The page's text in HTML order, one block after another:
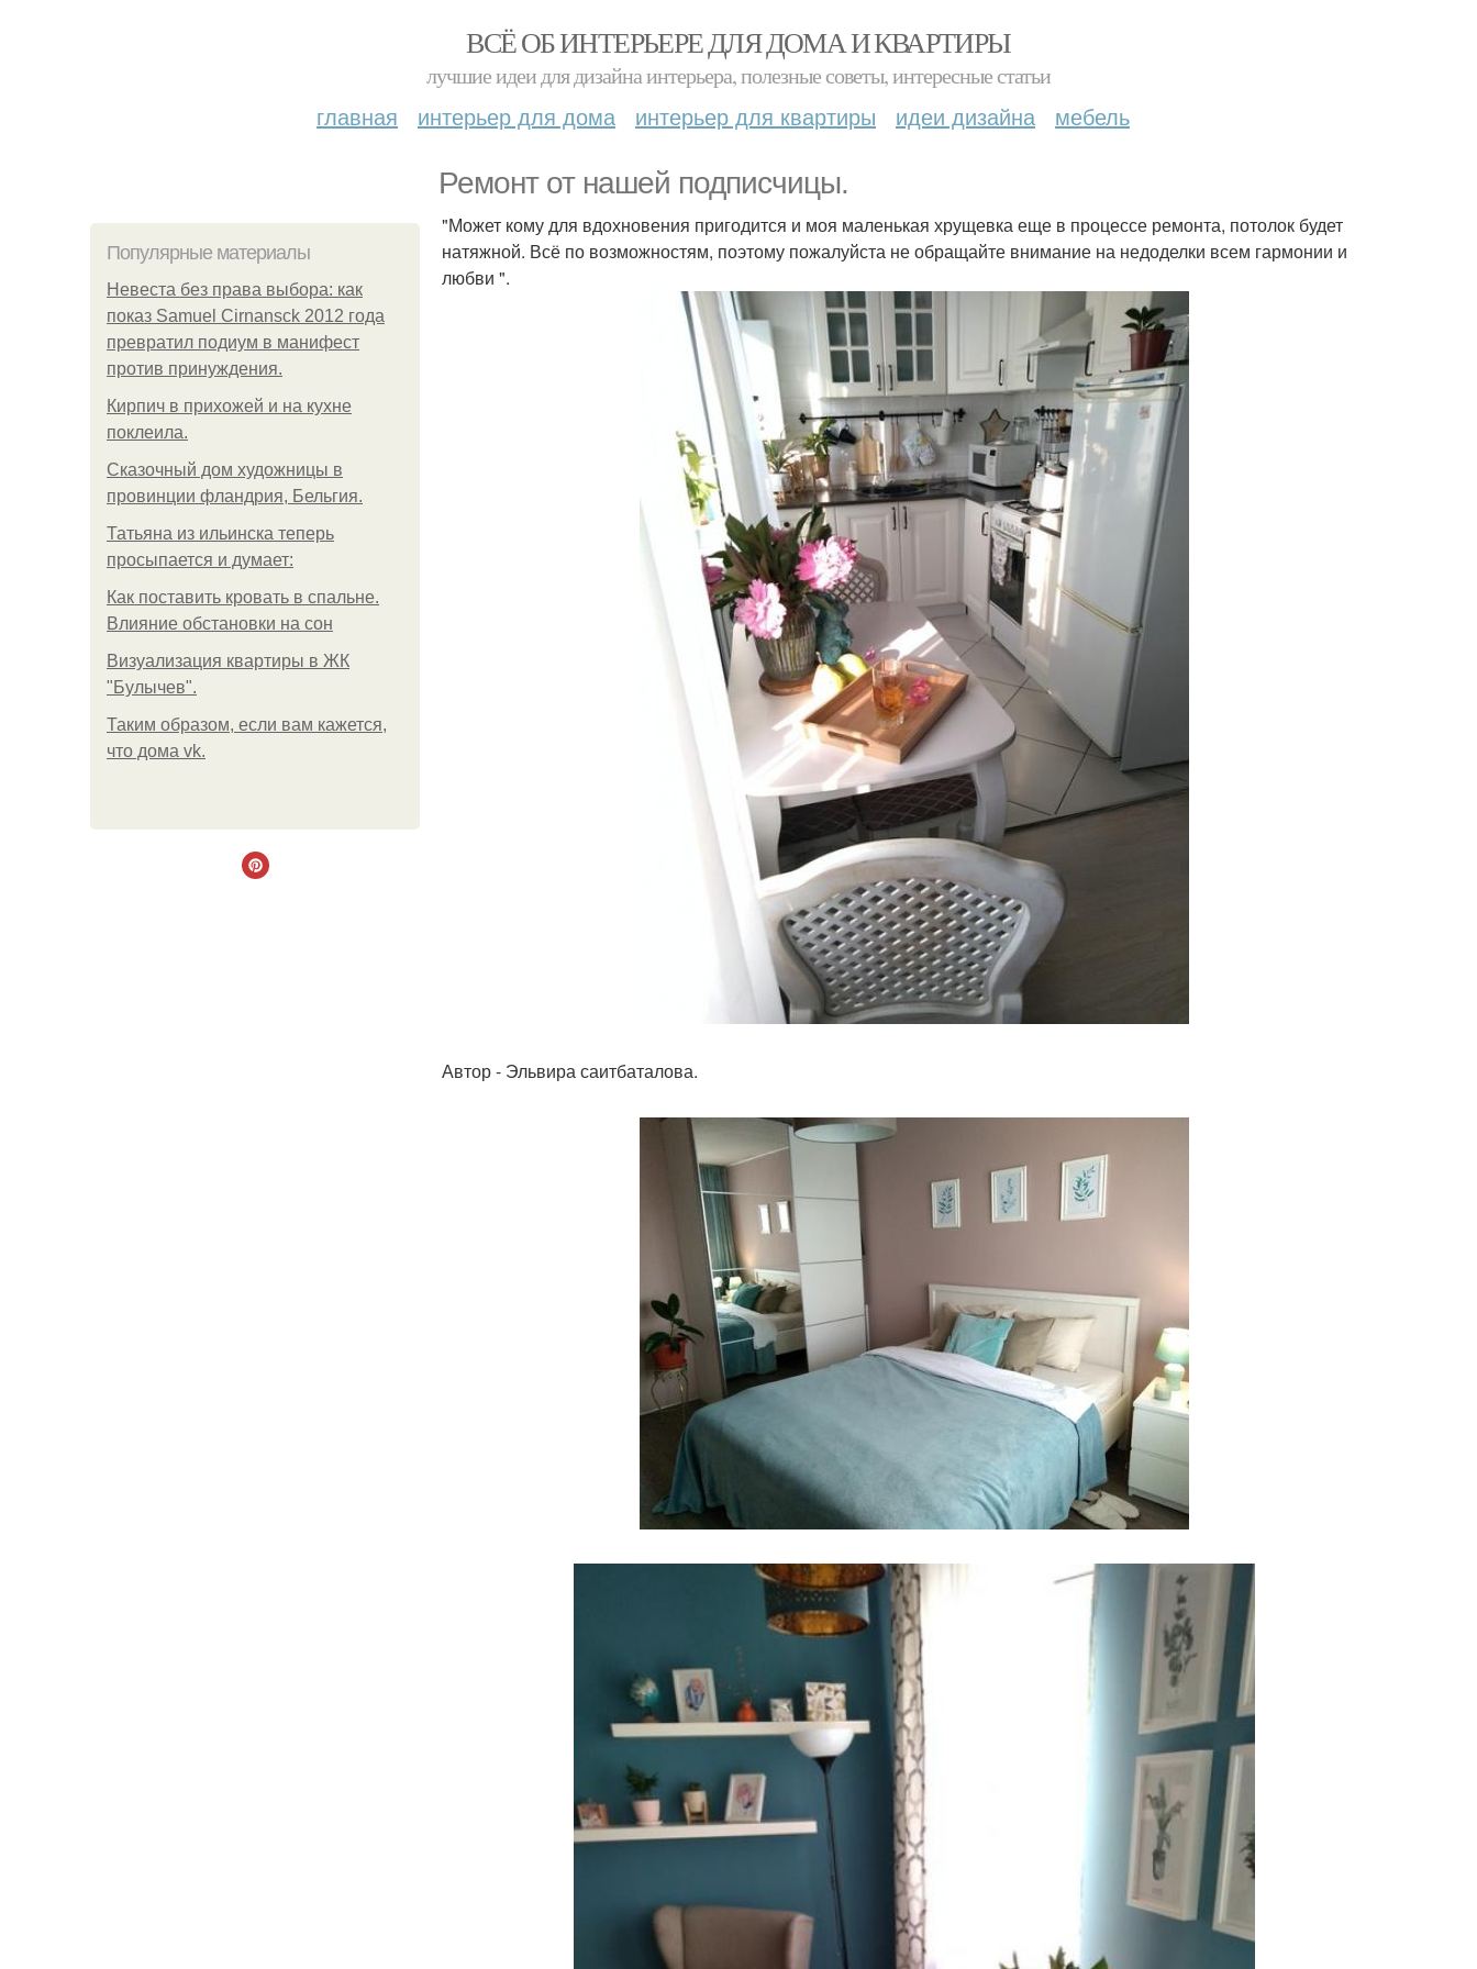
ВСЁ ОБ ИНТЕРЬЕРЕ ДЛЯ ДОМА И КВАРТИРЫ
лучшие идеи для дизайна интерьера, полезные советы, интересные статьи
главная интерьер для дома интерьер для квартиры идеи дизайна мебель
Ремонт от нашей подписчицы.
Популярные материалы
Невеста без права выбора: как
показ Samuel Cirnansck 2012 года
превратил подиум в манифест
против принуждения.
Кирпич в прихожей и на кухне
поклеила.
Сказочный дом художницы в
провинции фландрия, Бельгия.
Татьяна из ильинска теперь
просыпается и думает:
Как поставить кровать в спальне.
Влияние обстановки на сон
Визуализация квартиры в ЖК
"Булычев".
Таким образом, если вам кажется,
что дома vk.
"Может кому для вдохновения пригодится и моя маленькая хрущевка еще в процессе ремонта, потолок будет
натяжной. Всё по возможностям, поэтому пожалуйста не обращайте внимание на недоделки всем гармонии и
любви ".
Автор - Эльвира саитбаталова.